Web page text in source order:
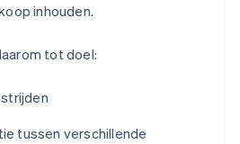
inhouden.
tot doel:
tussen verschillende